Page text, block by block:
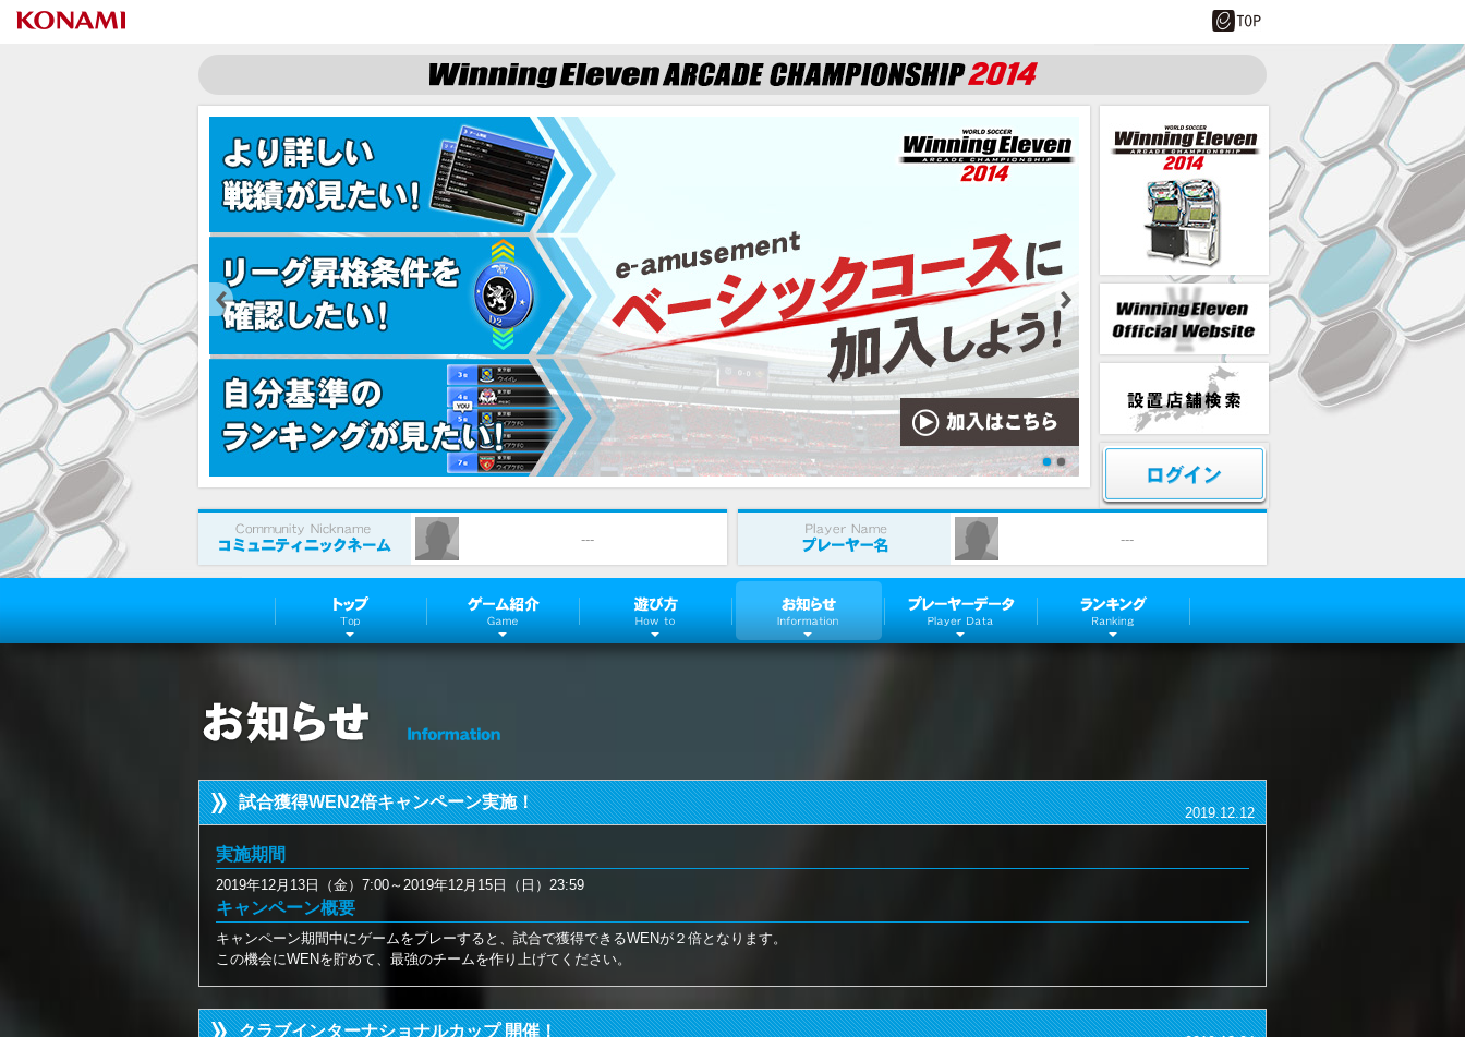
--- ---
How To
試合獲得WEN2倍キャンペーン実施！
2019.12.12
実施期間
2019年12月13日（金）7:00～2019年12月15日（日）23:59
キャンペーン概要
キャンペーン期間中にゲームをプレーすると、試合で獲得できるWENが２倍となります。
この機会にWENを貯めて、最強のチームを作り上げてください。
クラブインターナショナルカップ 開催！